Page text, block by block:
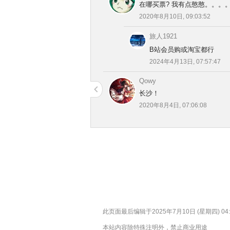
在哪买票? 我有点憨憨。。。
2020年8月10日, 09:03:52
旅人1921
B站会员购或淘宝都行
2024年4月13日, 07:57:47
Qowy
长沙！
2020年8月4日, 07:06:08
此页面最后编辑于2025年7月10日 (星期四)
本站内容除特殊注明外，禁止商业用途